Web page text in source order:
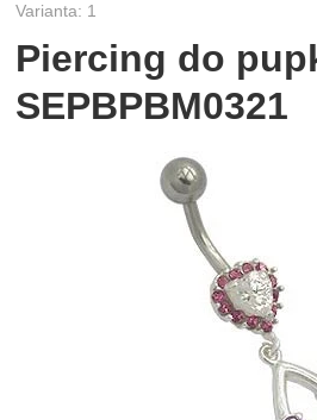
Varianta: 1
Piercing do
SEPBPBM0321